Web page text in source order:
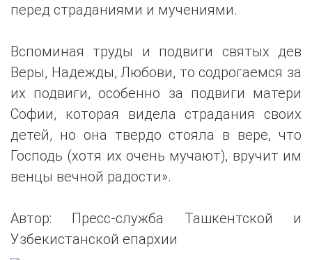
перед страданиями и мучениями.
Вспоминая труды и подвиги святых дев
Веры, Надежды, Любови, то содрогаемся за
их подвиги, особенно за подвиги матери
Софии, которая видела страдания своих
детей, но она твердо стояла в вере, что
Господь (хотя их очень мучают), вручит им
венцы вечной радости».
Автор: Пресс-служба Ташкентской и
Узбекистанской епархии